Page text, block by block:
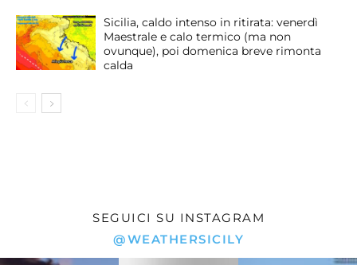
Sicilia, caldo intenso in ritirata: venerdì
Maestrale e calo termico (ma non
ovunque), poi domenica breve rimonta
calda
SEGUICI SU INSTAGRAM
@WEATHERSICILY